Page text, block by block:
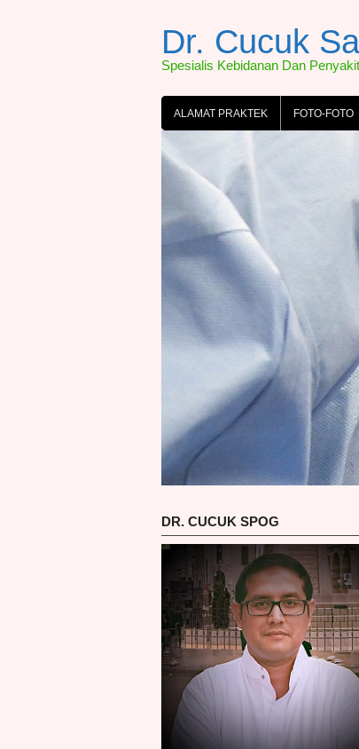
Dr. Cucuk
Spesialis Kebidanan Dan
ALAMAT PRAKTEK FOTO-FOTO
DR. CUCUK SPOG